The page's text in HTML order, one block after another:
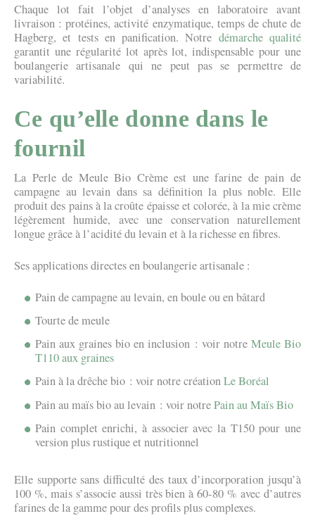
Chaque lot fait l’objet d’analyses en laboratoire avant
livraison : protéines, activité enzymatique, temps de chute de
Hagberg, et tests en panification. Notre démarche qualité
garantit une régularité lot après lot, indispensable pour une
boulangerie artisanale qui ne peut pas se permettre de
variabilité.
Ce qu’elle donne dans le
fournil
La Perle de Meule Bio Crème est une farine de pain de
campagne au levain dans sa définition la plus noble. Elle
produit des pains à la croûte épaisse et colorée, à la mie crème
légèrement humide, avec une conservation naturellement
longue grâce à l’acidité du levain et à la richesse en fibres.
Ses applications directes en boulangerie artisanale :
Pain de campagne au levain, en boule ou en bâtard
Tourte de meule
Pain aux graines bio en inclusion : voir notre Meule Bio
T110 aux graines
Pain à la drêche bio : voir notre créationLe Boréal
Pain au maïs bio au levain : voir notrePain au Maïs Bio
Pain complet enrichi, à associer avec la T150 pour une
version plus rustique et nutritionnel
Elle supporte sans difficulté des taux d’incorporation jusqu’à
100 %, mais s’associe aussi très bien à 60-80 % avec d’autres
farines de la gamme pour des profils plus complexes.